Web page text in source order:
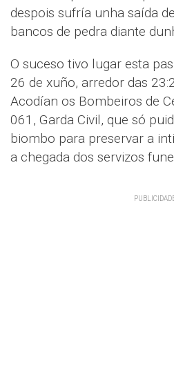
despois sufría unha saída
bancos de pedra diante
O suceso tivo lugar esta
26 de xuño, arredor das
Acodían os Bombeiros de
061, Garda Civil, que só
biombo para preservar a
a chegada dos servizos